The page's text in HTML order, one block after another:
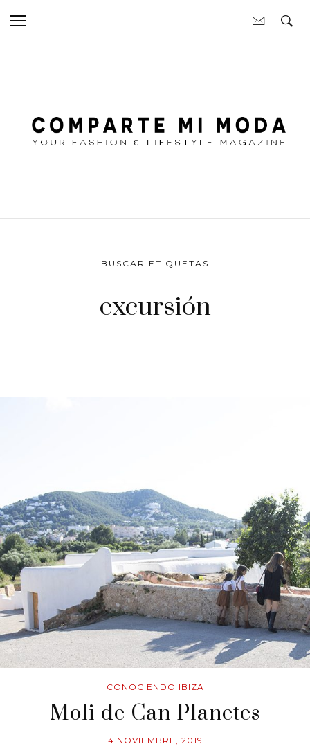
BUSCAR ETIQUETAS
excursión
CONOCIENDO IBIZA
Moli de Can Planetes
4 NOVIEMBRE, 2019